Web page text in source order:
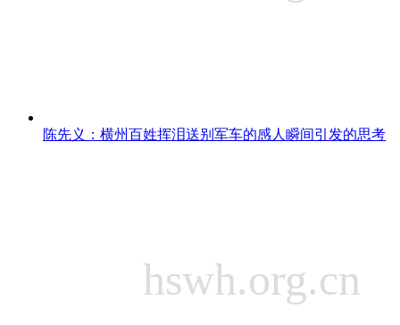
陈先义：横州百姓挥泪送别军车的感人瞬间引发的思考